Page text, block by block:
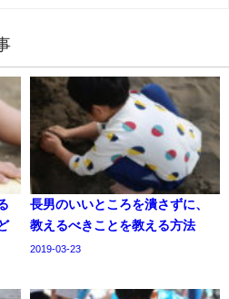
長男のいいところを潰さずに、
教えるべきことを教える方法
2019-03-23